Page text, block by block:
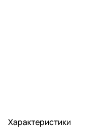
Характеристики